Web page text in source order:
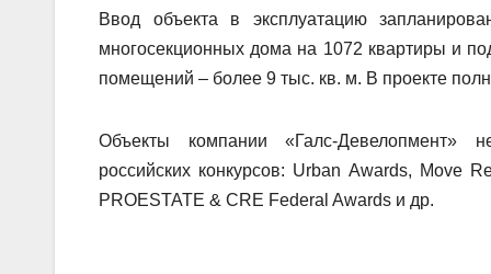
Ввод объекта в эксплуатацию
многосекционных дома на 1072 квартиры и
помещений – более 9 тыс. кв. м. В проекте
Объекты компании «Галс-Девелопмент»
российских конкурсов: Urban Awards, Move
PROESTATE & CRE Federal Awards и др.